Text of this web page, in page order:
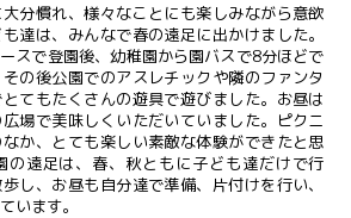
分慣れ、様々なことにも楽しみながら意欲
達は、みんなで春の遠足に出かけました。
スで登園後、幼稚園から園バスで8分ほどで
の後公園でのアスレチックや隣のファンタ
てもたくさんの遊具で遊びました。お昼は
場で美味しくいただいていました。ピクニ
か、とても楽しい素敵な体験ができたと思
の遠足は、春、秋ともに子ども達だけで行
し、お昼も自分達で準備、片付けを行い、
います。